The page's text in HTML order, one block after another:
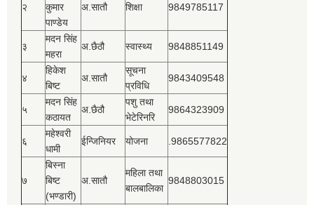
२
कुमार
पाण्डेय
अ.सातौ शिक्षा 9849785117
३
मदन सिंह
महरा
अ.छैठौ स्वास्थ्य 9848851149
४
हिकेश
बिष्‍ट
अ.सातौ
सूचना
प्रविधि
9843409548
५
मदन सिंह
कठायत
अ.छैठौ
पशु तथा
भेटेरिनरि
9864323909
६
महेश्‍वरी
धामी
ईन्जिनियर योजना .9865577822
७
बिस्‍ना
बिष्‍ट
(भण्डारी)
अ.सातौ
महिला तथा
बालबालिका
9848803015